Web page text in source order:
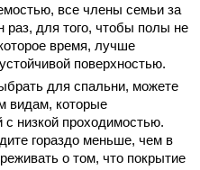
все члены семьи за
раз, для того, чтобы полы не
время, лучше
поверхностью.
для спальни, можете
видам, которые
низкой проходимостью.
гораздо меньше, чем в
о том, что покрытие